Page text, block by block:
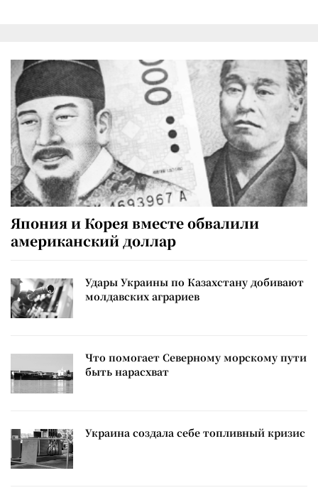
Япония и Корея вместе обвалили
американский доллар
Удары Украины по Казахстану добивают
молдавских аграриев
Что помогает Северному морскому пути
быть нарасхват
Украина создала себе топливный кризис